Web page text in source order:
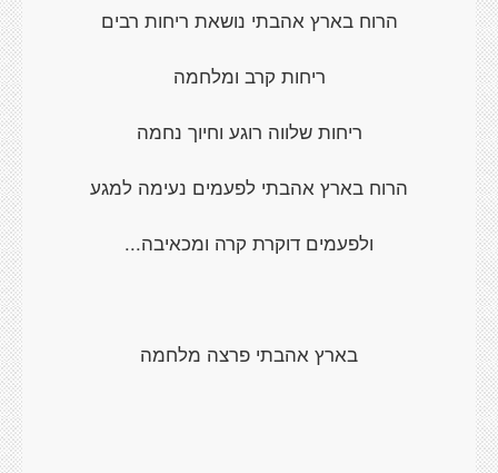
הרוח בארץ אהבתי נושאת ריחות רבים
ריחות קרב ומלחמה
ריחות שלווה רוגע וחיוך נחמה
הרוח בארץ אהבתי לפעמים נעימה למגע
ולפעמים דוקרת קרה ומכאיבה...
בארץ אהבתי פרצה מלחמה